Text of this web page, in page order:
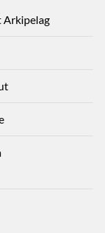
Arkipelag